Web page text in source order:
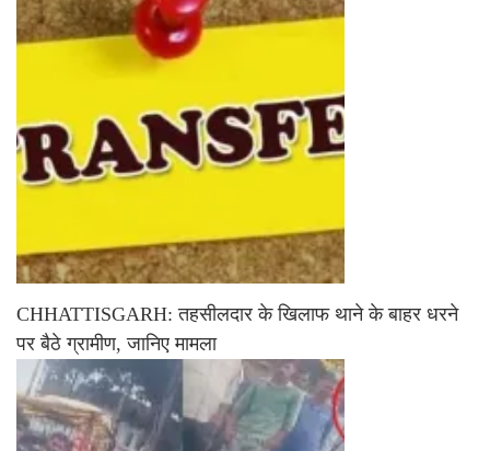
CHHATTISGARH: तहसीलदार के खिलाफ थाने के बाहर धरने
पर बैठे ग्रामीण, जानिए मामला